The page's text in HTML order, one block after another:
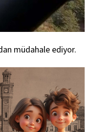
müdahale ediyor.